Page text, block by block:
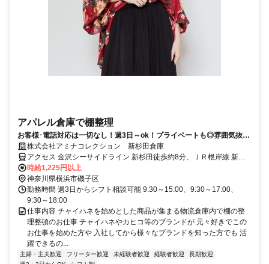
アパレル倉庫で棚整理
お客様･電話対応は一切なし！週3日～ok！プライベートも◎雰囲気抜群
♪人間関係は良好☆
株式会社アミナコレクション 新杉田倉庫
アクセス 金沢シーサイドライン 新杉田徒歩約8分、ＪＲ根岸線 新杉
田徒歩約8分、京急本線 杉田（神奈川県）東口徒歩約13分
時給1,225円以上
神奈川県横浜市磯子区
勤務時間 週3日からシフト相談可能 9:30～15:00、9:30～17:00、
9:30～18:00
仕事内容 チャイハネを始めとした商品が集まる物流倉庫内で棚の整
理整頓のお仕事 チャイハネやカヒコ等のブランドが 元々好きでこの
お仕事を始めた方や 入社してから様々なブランドを知った方でも 活
躍できるの...
主婦・主夫歓迎 フリーター歓迎 未経験者歓迎 経験者歓迎
長期歓迎